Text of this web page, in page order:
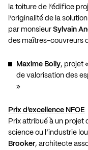
la toiture de l’édifice
l’originalité de la
par monsieur Sylvain
des maîtres-couvreurs
Maxime Boily, projet
de valorisation des
»
Prix d’excellence NFOE
Prix attribué à un projet
science ou l’industrie
Brooker, architecte